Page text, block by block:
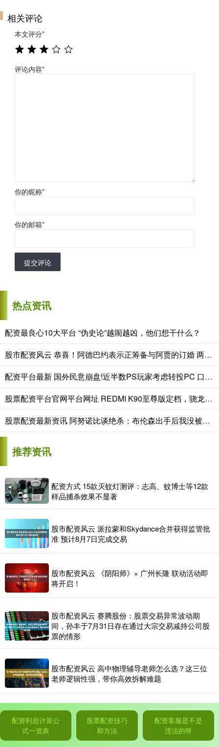
相关评论
本文评分*
评论内容*
你的昵称*
你的邮箱*
提交评论
热点资讯
配资最良心10大平台 “伪史论”越闹越凶，他们想干什么？
股市配资风云 恭喜！阿德巴约表示正筹备与阿贾的订婚 两人关系得到老丈人认可
配资平台最新 国外民意崩盘!近半数PS玩家考虑转投PC 口碑严重透支
股票配资平台官网平台网址 REDMI K90至尊版定档，骁龙8至尊版+风冷散热
股票配资最新资讯 阿努诺比谈绝杀：布伦森出手后我没被卡位 顺势冲进去想补扣
推荐资讯
配资方式 15款灭蚊灯测评：志高、蚊博士等12款
样品捕杀效果不显著
股市配资风云 派拉蒙和Skydance合并获得监管批
准 预计8月7日完成交易
股市配资风云 《阴阳师》× 广州长隆 联动活动即
将开启！
股市配资风云 赛腾股份：股票交易异常波动期
间，孙丰于7月31日存在通过大宗交易减持公司股
票的情形
股市配资风云 高中物理辅导老师怎么选？这三位
老师逻辑性强，带你高效拆解难题
配资利息计算公
式一览表
股票配资技巧
和方法
配资客服是不是
违法的呀